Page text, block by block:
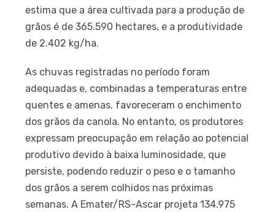
estima que a área cultivada para a produção de
grãos é de 365.590 hectares, e a produtividade
de 2.402 kg/ha.
As chuvas registradas no período foram
adequadas e, combinadas a temperaturas entre
quentes e amenas, favoreceram o enchimento
dos grãos da canola. No entanto, os produtores
expressam preocupação em relação ao potencial
produtivo devido à baixa luminosidade, que
persiste, podendo reduzir o peso e o tamanho
dos grãos a serem colhidos nas próximas
semanas. A Emater/RS-Ascar projeta 134.975